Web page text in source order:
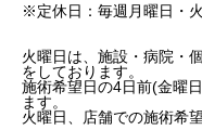
※定休日：毎週月曜日・
火曜日は、施設・病院・
をしております。
施術希望日の4日前(金曜日
ます。
火曜日、店舗での施術希